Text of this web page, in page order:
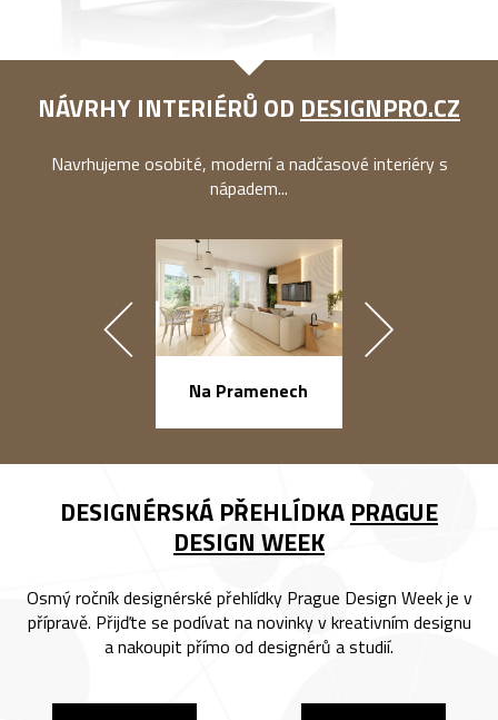
NÁVRHY INTERIÉRŮ OD DESIGNPRO.CZ
Navrhujeme osobité, moderní a nadčasové interiéry s
nápadem...
Na Pramenech
DESIGNÉRSKÁ PŘEHLÍDKA PRAGUE
DESIGN WEEK
Osmý ročník designérské přehlídky Prague Design Week je v
přípravě. Přijďte se podívat na novinky v kreativním designu
a nakoupit přímo od designérů a studií.